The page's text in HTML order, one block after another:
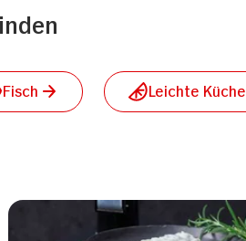
Fisch Leichte Küche